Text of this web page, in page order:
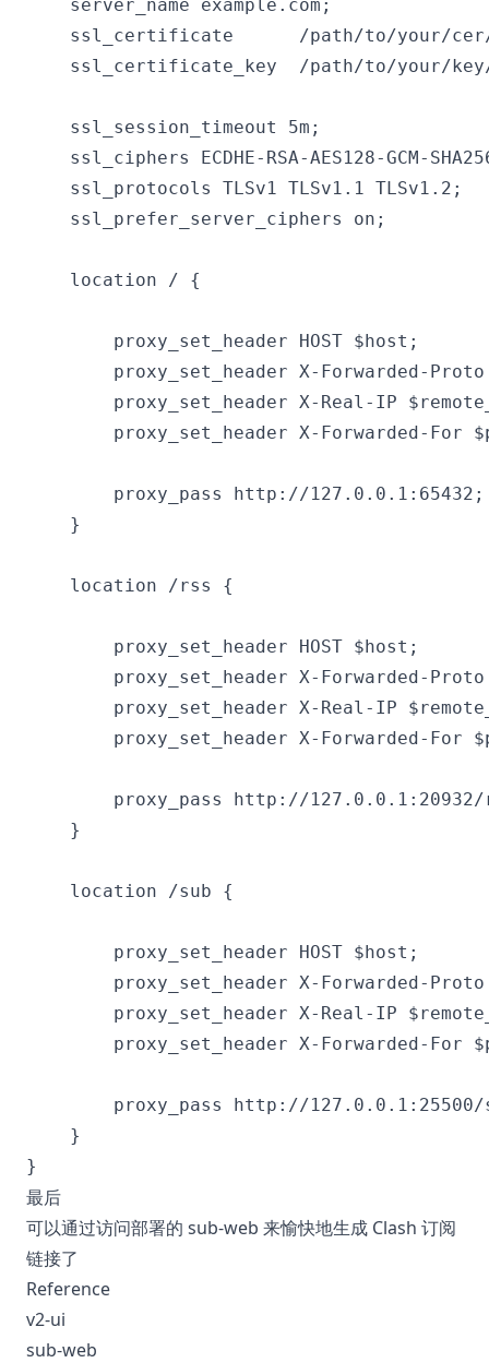
    server_name example.com;
ssl_certificate      /path/to/your/
ssl_certificate_key  /path/to/your/
    ssl_session_timeout 5m;
ssl_ciphers ECDHE-RSA-AES128-GCM-
    ssl_protocols TLSv1 TLSv1.1 TLSv1.2;
    ssl_prefer_server_ciphers on;
    location / {
        proxy_set_header HOST $host;
proxy_set_header X-Forwarded-
proxy_set_header X-Real-IP
proxy_set_header X-Forwarded-For
        proxy_pass http://127.0.0.1:65432;
    }
    location /rss {
        proxy_set_header HOST $host;
proxy_set_header X-Forwarded-
proxy_set_header X-Real-IP
proxy_set_header X-Forwarded-For
proxy_pass http://127.0.0.1:20932/
    }
    location /sub {
        proxy_set_header HOST $host;
proxy_set_header X-Forwarded-
proxy_set_header X-Real-IP
proxy_set_header X-Forwarded-For
proxy_pass http://127.0.0.1:25500/
    }
最后
可以通过访问部署的 sub-web 来愉快地生成 Clash 订阅
链接了
Reference
v2-ui
sub-web